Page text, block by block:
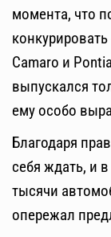
момента, что
Camaro и
выпускался
ему особо
Благодаря
себя ждать, и
тысячи
опережал